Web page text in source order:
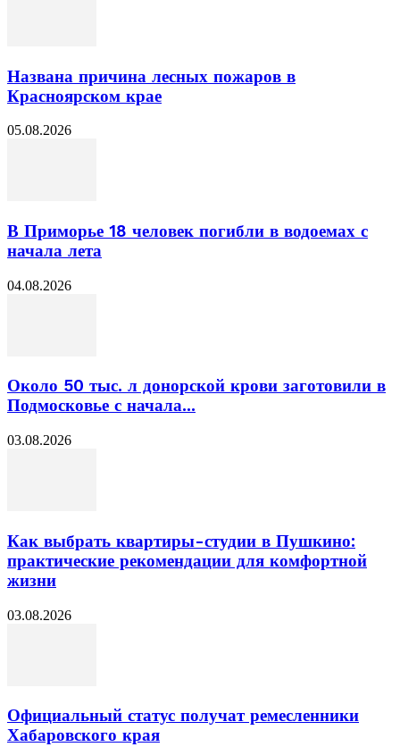
Названа причина лесных пожаров в
Красноярском крае
05.08.2026
В Приморье 18 человек погибли в водоемах с
начала лета
04.08.2026
Около 50 тыс. л донорской крови заготовили в
Подмосковье с начала...
03.08.2026
Как выбрать квартиры-студии в Пушкино:
практические рекомендации для комфортной
жизни
03.08.2026
Официальный статус получат ремесленники
Хабаровского края